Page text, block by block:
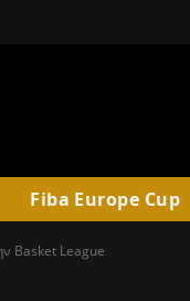
Fiba Europe Cup
Basket League